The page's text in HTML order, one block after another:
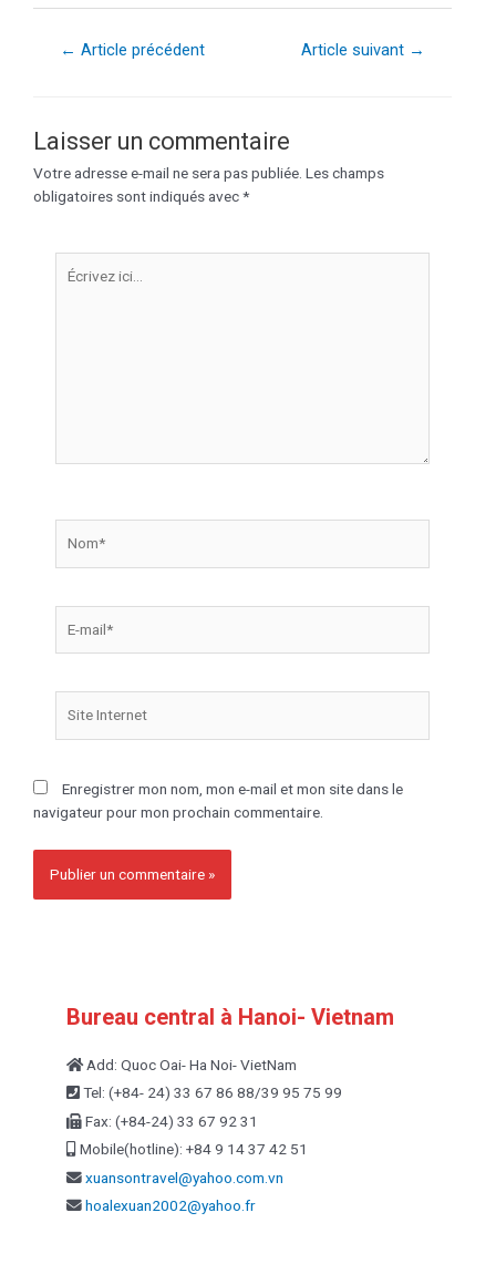
← Article précédent Article suivant →
Laisser un commentaire
Votre adresse e-mail ne sera pas publiée. Les champs
obligatoires sont indiqués avec*
Enregistrer mon nom, mon e-mail et mon site dans le
navigateur pour mon prochain commentaire.
Bureau central à Hanoi- Vietnam
Add: Quoc Oai- Ha Noi- VietNam
Tel: (+84- 24) 33 67 86 88/39 95 75 99
Fax: (+84-24) 33 67 92 31
Mobile(hotline): +84 9 14 37 42 51
xuansontravel@yahoo.com.vn
hoalexuan2002@yahoo.fr